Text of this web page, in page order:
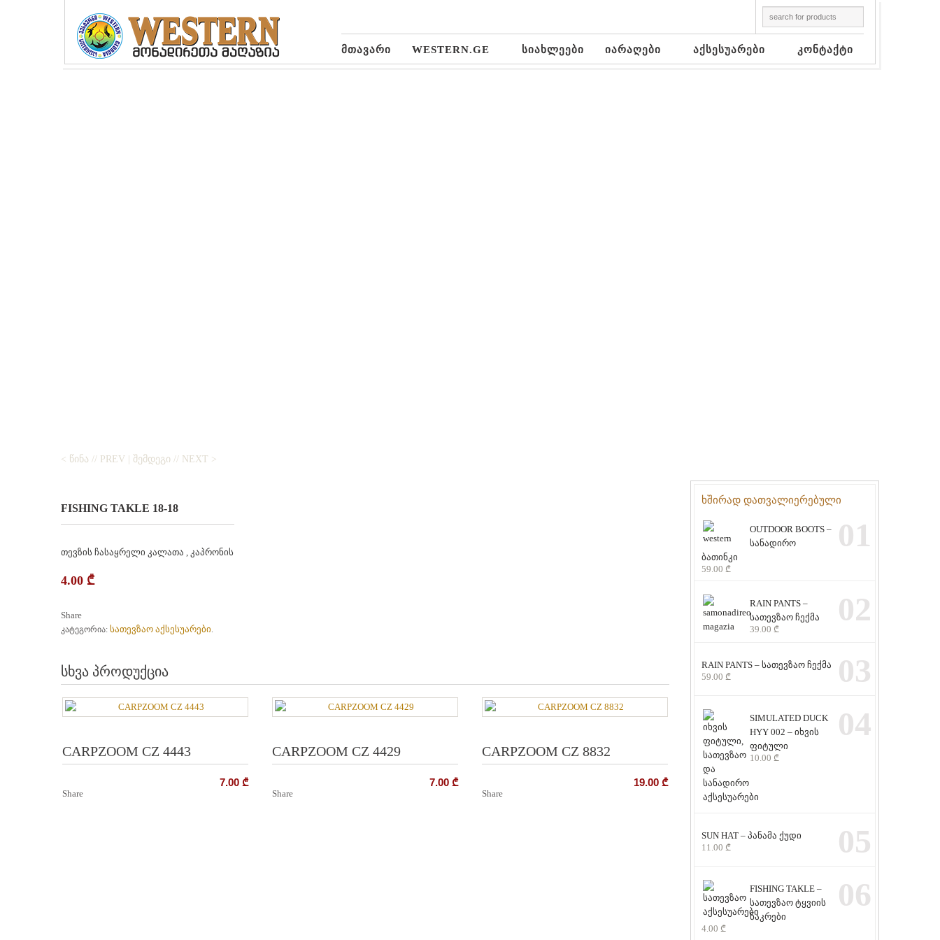
მთავარი WESTERN.GE სიახლეები იარაღები აქსესუარები კონტაქტი
< ᲬᲘᲜᲐ // PREV ᲨᲔᲛᲓᲔᲒᲘ // NEXT >
FISHING TAKLE 18-18
თევზის ჩასაყრელი კალათა , კაპრონის
4.00 ₾
Share
კატეგორია: სათევზაო აქსესუარები.
სხვა პროდუქცია
CARPZOOM CZ 4443
7.00 ₾
Share
CARPZOOM CZ 4429
7.00 ₾
Share
CARPZOOM CZ 8832
19.00 ₾
Share
ხშირად დათვალიერებული
OUTDOOR BOOTS –
სანადირო
ბათინკი
59.00 ₾
01
RAIN PANTS –
სათევზაო ჩექმა
39.00 ₾
02
RAIN PANTS – სათევზაო ჩექმა
59.00 ₾ 03
SIMULATED DUCK
HYY 002 – იხვის
ფიტული
10.00 ₾
04
SUN HAT – პანამა ქუდი
11.00 ₾ 05
FISHING TAKLE –
სათევზაო ტყვიის
ნაკრები
4.00 ₾
06